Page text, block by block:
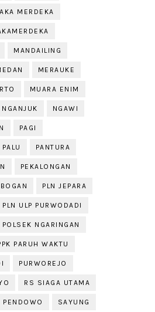
MERDEKA
MANDAILING
MERAUKE
MUARA ENIM
NGANJUK NGAWI
PAGI
PALU PANTURA
PEKALONGAN
PLN JEPARA
PLN ULP PURWODADI
POLSEK NGARINGAN
PARUH WAKTU
PURWOREJO
RS SIAGA UTAMA
SAYUNG